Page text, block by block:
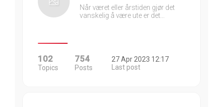
Når været eller årstiden gjør det
vanskelig å være ute er det…
102
Topics
754
Posts
27 Apr 2023 12:17
Last post